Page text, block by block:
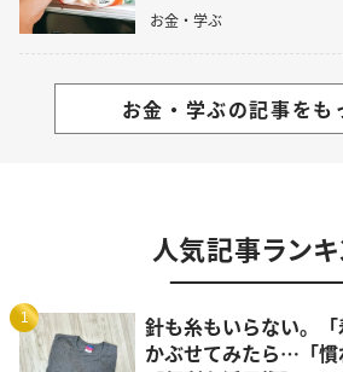
お金・学ぶ
お金・学ぶの記事をも
人気記事ラン
1
針も糸もいらない。
かぶせてみたら…「慣